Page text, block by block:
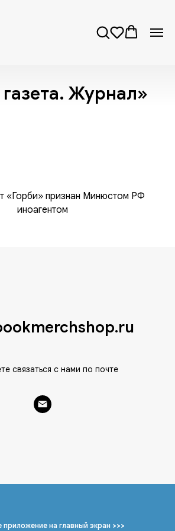
Журнал»
«Горби» признан Минюстом РФ
иноагентом
связаться с нами по почте
приложение на главный экран >>>